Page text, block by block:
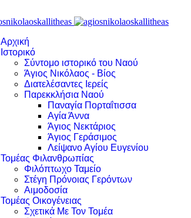
Αρχική
Ιστορικό
Σύντομο ιστορικό του Ναού
Άγιος Νικόλαος - Βίος
Διατελέσαντες Ιερείς
Παρεκκλήσια Ναού
Παναγία Πορταΐτισσα
Αγία Άννα
Άγιος Νεκτάριος
Άγιος Γεράσιμος
Λείψανο Αγίου Ευγενίου
Τομέας Φιλανθρωπίας
Φιλόπτωχο Ταμείο
Στέγη Πρόνοιας Γερόντων
Αιμοδοσία
Τομέας Οικογένειας
Σχετικά Με Τον Τομέα